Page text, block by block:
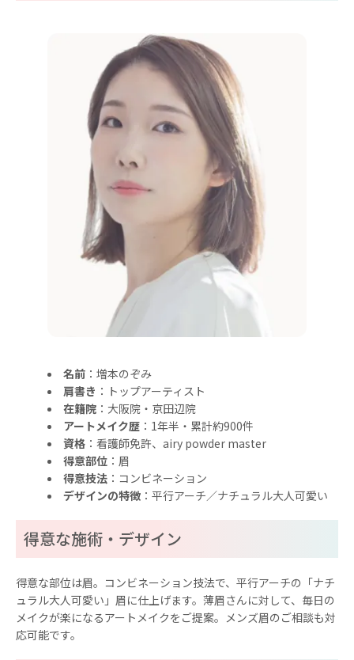
名前 ：増本のぞみ
肩書き ：トップアーティスト
在籍院 ：大阪院・京田辺院
アートメイク歴 ：1年半・累計約900件
資格 ：看護師免許、airy powder master
得意部位 ：眉
得意技法 ：コンビネーション
デザインの特徴 ：平行アーチ／ナチュラル大人可愛い
得意な施術・デザイン
得意な部位は眉。コンビネーション技法で、平行アーチの「ナチ
ュラル大人可愛い」眉に仕上げます。薄眉さんに対して、毎日の
メイクが楽になるアートメイクをご提案。メンズ眉のご相談も対
応可能です。